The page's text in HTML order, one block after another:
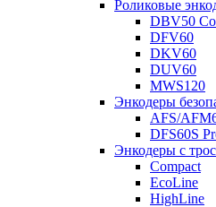
Роликовые
DBV50
DFV60
DKV60
DUV60
MWS120
Энкодеры
AFS/
DFS60S
Энкодеры с
Compact
EcoLine
HighLine